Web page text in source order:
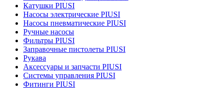
Катушки PIUSI
Насосы электрические PIUSI
Насосы пневматические PIUSI
Ручные насосы
Фильтры PIUSI
Заправочные пистолеты PIUSI
Рукава
Аксессуары и запчасти PIUSI
Системы управления PIUSI
Фитинги PIUSI